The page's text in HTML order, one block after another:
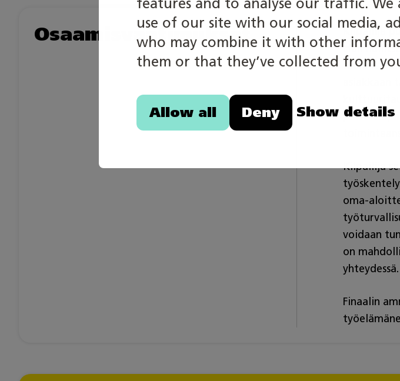
use of our site with our social media,
who may combine it with other
them or that they’ve collected from
Allow all Deny Show details
Osaamisvaatimukset
Kilpailija
Hän
Kilpailija
oma-
voidaan
on
yhteydessä.
Finaalin